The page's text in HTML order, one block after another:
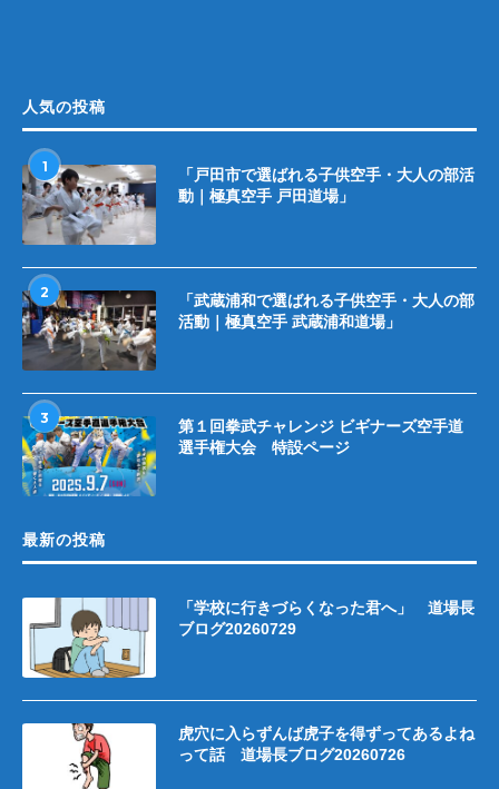
人気の投稿
1
「戸田市で選ばれる子供空手・大人の部活
動｜極真空手 戸田道場」
2
「武蔵浦和で選ばれる子供空手・大人の部
活動｜極真空手 武蔵浦和道場」
3
第１回拳武チャレンジ ビギナーズ空手道
選手権大会 特設ページ
最新の投稿
「学校に行きづらくなった君へ」 道場長
ブログ20260729
虎穴に入らずんば虎子を得ずってあるよね
って話 道場長ブログ20260726